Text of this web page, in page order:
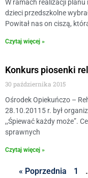
W ramach realizacji
dzieci przedszkolne
Powitał nas on ciszą,
Czytaj więcej »
Konkurs piosenki
30 października 2015
Ośrodek Opiekuńczo –
28.10.20115 r. był
,,Śpiewać każdy może”.
sprawnych
Czytaj więcej »
« Poprzednia 1